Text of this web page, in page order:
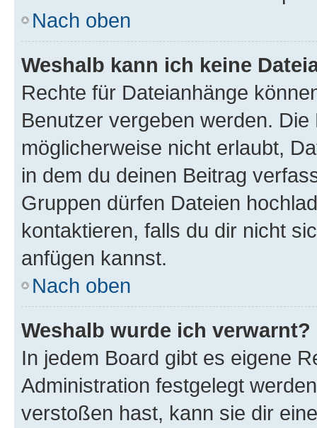
Nach oben
Weshalb kann ich keine
Rechte für Dateianhänge
Benutzer vergeben werden.
möglicherweise nicht erlaubt,
in dem du deinen Beitrag
Gruppen dürfen Dateien
kontaktieren, falls du dir nicht
anfügen kannst.
Nach oben
Weshalb wurde ich verwarnt?
In jedem Board gibt es eigene
Administration festgelegt
verstoßen hast, kann sie dir